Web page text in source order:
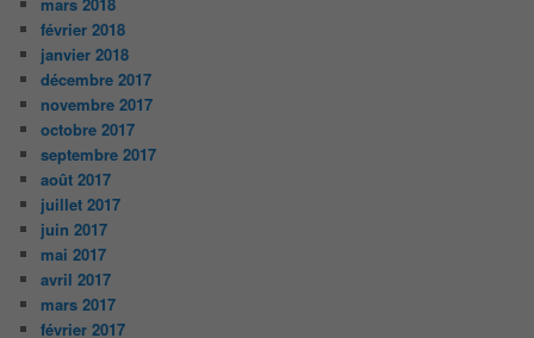
février 2018
janvier 2018
décembre 2017
novembre 2017
octobre 2017
septembre 2017
août 2017
juillet 2017
juin 2017
mai 2017
avril 2017
mars 2017
février 2017